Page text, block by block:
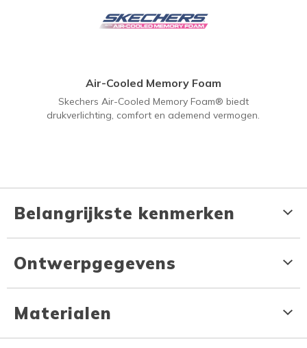
Air-Cooled Memory Foam
Skechers Air-Cooled Memory Foam® biedt
drukverlichting, comfort en ademend vermogen.
Belangrijkste kenmerken
Ontwerpgegevens
Materialen